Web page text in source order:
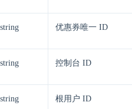
string 优惠券唯一 ID
string 控制台 ID
string 根用户 ID